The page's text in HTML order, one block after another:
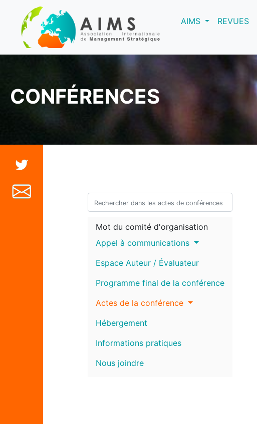
AIMS(current)REVUES
CONFÉRENCES
Mot du comité d'organisation
Appel à communications
Espace Auteur / Évaluateur
Programme final de la conférence
Actes de la conférence
Hébergement
Informations pratiques
Nous joindre